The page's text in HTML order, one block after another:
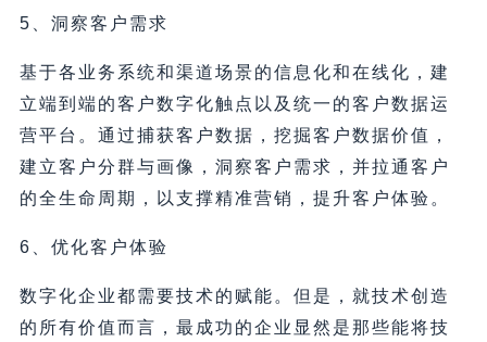
5、洞察客户需求
基于各业务系统和渠道场景的信息化和在线化，建
立端到端的客户数字化触点以及统一的客户数据运
营平台。通过捕获客户数据，挖掘客户数据价值，
建立客户分群与画像，洞察客户需求，并拉通客户
的全生命周期，以支撑精准营销，提升客户体验。
6、优化客户体验
数字化企业都需要技术的赋能。但是，就技术创造
的所有价值而言，最成功的企业显然是那些能将技